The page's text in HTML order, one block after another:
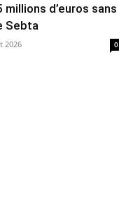
d’euros sans
Sebta
2026 0